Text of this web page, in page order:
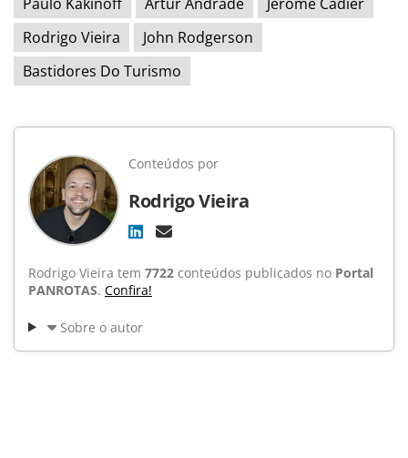
Rodrigo Vieira
John Rodgerson
Bastidores Do Turismo
Conteúdos por
Rodrigo Vieira
Rodrigo Vieira tem 7722 conteúdos publicados no Portal
PANROTAS. Confira!
Sobre o autor